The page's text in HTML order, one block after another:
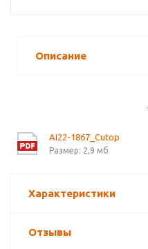
Описание
AI22-1867_Cutop
Размер: 2,9 мб
Характеристики
Отзывы